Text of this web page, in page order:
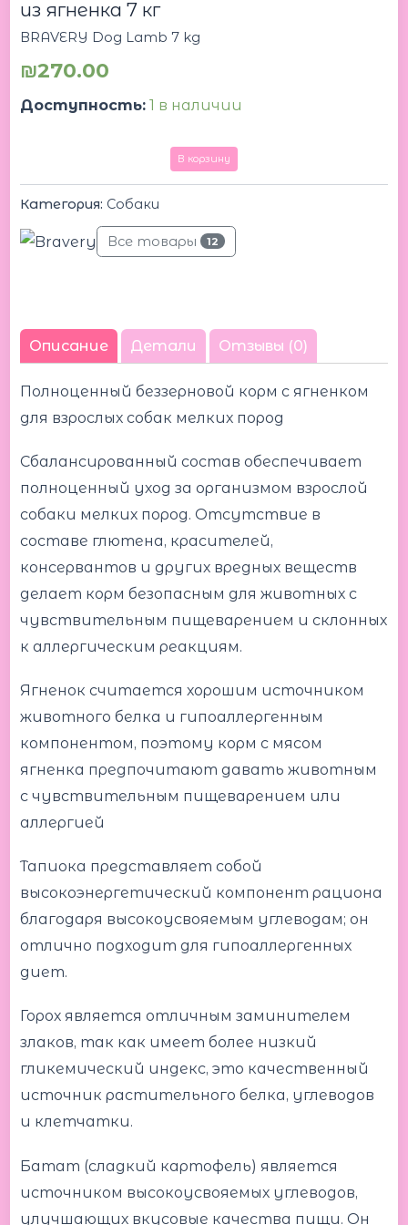
из ягненка 7 кг
BRAVERY Dog Lamb 7 kg
₪270.00
Доступность: 1 в наличии
В корзину
Категория: Собаки
Все товары 12
Описание Детали Отзывы (0)
Полноценный беззерновой корм с ягненком
для взрослых собак мелких пород
Сбалансированный состав обеспечивает
полноценный уход за организмом взрослой
собаки мелких пород. Отсутствие в
составе глютена, красителей,
консервантов и других вредных веществ
делает корм безопасным для животных с
чувствительным пищеварением и склонных
к аллергическим реакциям.
Ягненок считается хорошим источником
животного белка и гипоаллергенным
компонентом, поэтому корм с мясом
ягненка предпочитают давать животным
с чувствительным пищеварением или
аллергией
Тапиока представляет собой
высокоэнергетический компонент рациона
благодаря высокоусвояемым углеводам; он
отлично подходит для гипоаллергенных
диет.
Горох является отличным заминителем
злаков, так как имеет более низкий
гликемический индекс, это качественный
источник растительного белка, углеводов
и клетчатки.
Батат (сладкий картофель) является
источником высокоусвояемых углеводов,
улучшающих вкусовые качества пищи. Он